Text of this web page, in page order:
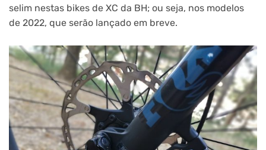
selim nestas bikes de XC da BH; ou seja, nos modelos
de 2022, que serão lançado em breve.